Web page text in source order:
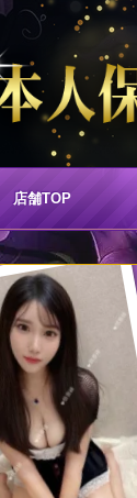
店舗TOP